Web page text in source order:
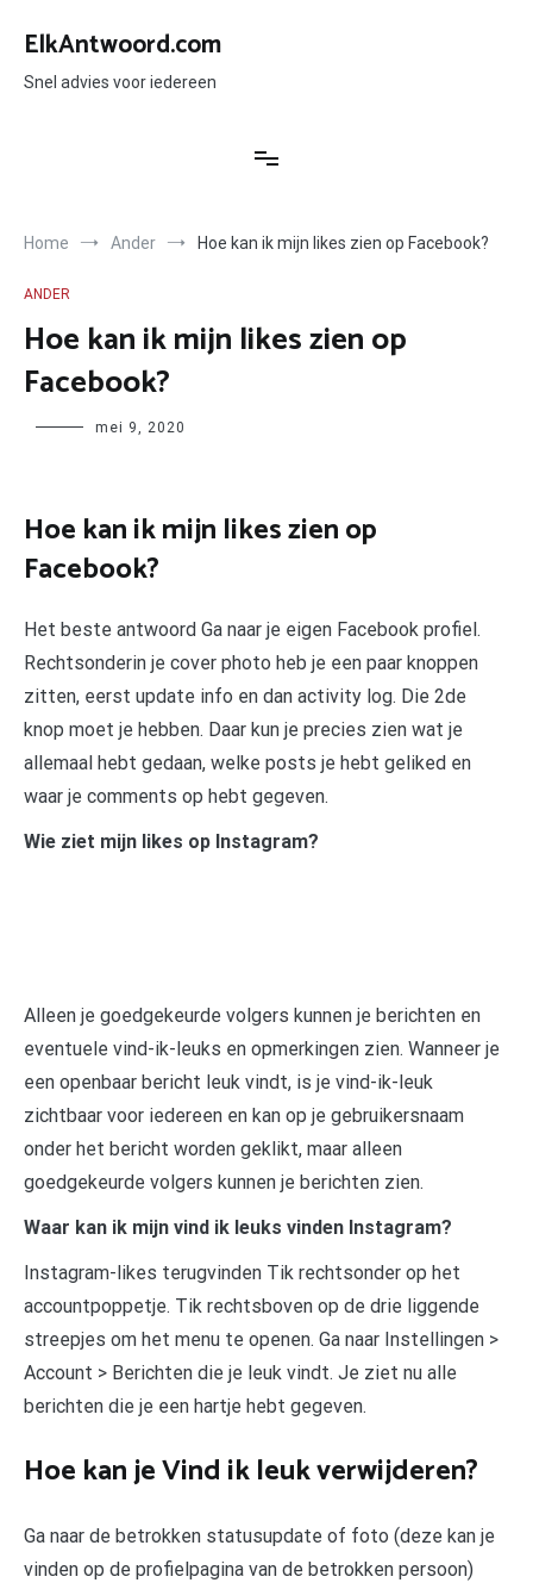
naar
inhoud
ElkAntwoord.com
Snel advies voor iedereen
Home Ander Hoe kan ik mijn likes zien op Facebook?
ANDER
Hoe kan ik mijn likes zien op
Facebook?
Author mei 9, 2020
Hoe kan ik mijn likes zien op
Facebook?
Het beste antwoord Ga naar je eigen Facebook profiel.
Rechtsonderin je cover photo heb je een paar knoppen
zitten, eerst update info en dan activity log. Die 2de
knop moet je hebben. Daar kun je precies zien wat je
allemaal hebt gedaan, welke posts je hebt geliked en
waar je comments op hebt gegeven.
Wie ziet mijn likes op Instagram?
Alleen je goedgekeurde volgers kunnen je berichten en
eventuele vind-ik-leuks en opmerkingen zien. Wanneer je
een openbaar bericht leuk vindt, is je vind-ik-leuk
zichtbaar voor iedereen en kan op je gebruikersnaam
onder het bericht worden geklikt, maar alleen
goedgekeurde volgers kunnen je berichten zien.
Waar kan ik mijn vind ik leuks vinden Instagram?
Instagram-likes terugvinden Tik rechtsonder op het
accountpoppetje. Tik rechtsboven op de drie liggende
streepjes om het menu te openen. Ga naar Instellingen >
Account > Berichten die je leuk vindt. Je ziet nu alle
berichten die je een hartje hebt gegeven.
Hoe kan je Vind ik leuk verwijderen?
Ga naar de betrokken statusupdate of foto (deze kan je
vinden op de profielpagina van de betrokken persoon)